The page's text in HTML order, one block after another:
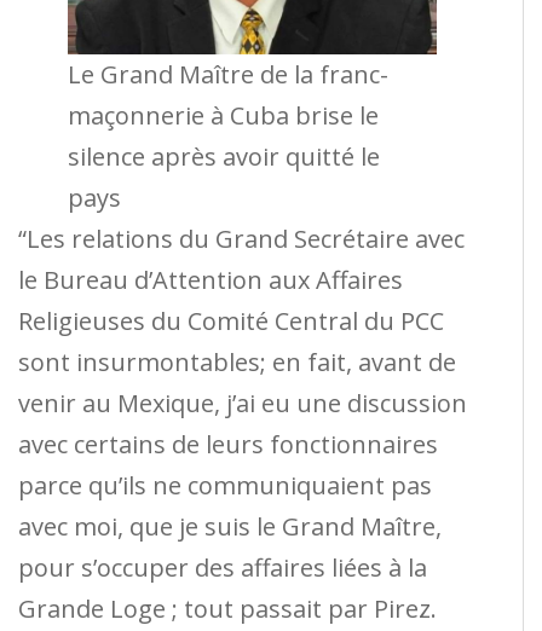
Le Grand Maître de la franc-
maçonnerie à Cuba brise le
silence après avoir quitté le
pays
“Les relations du Grand Secrétaire avec
le Bureau d’Attention aux Affaires
Religieuses du Comité Central du PCC
sont insurmontables; en fait, avant de
venir au Mexique, j’ai eu une discussion
avec certains de leurs fonctionnaires
parce qu’ils ne communiquaient pas
avec moi, que je suis le Grand Maître,
pour s’occuper des affaires liées à la
Grande Loge ; tout passait par Pirez.